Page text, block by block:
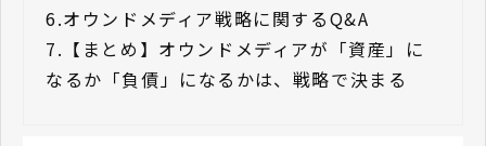
6.オウンドメディア戦略に関するQ&A
7. 【まとめ】オウンドメディアが「資産」に
なるか「負債」になるかは、戦略で決まる